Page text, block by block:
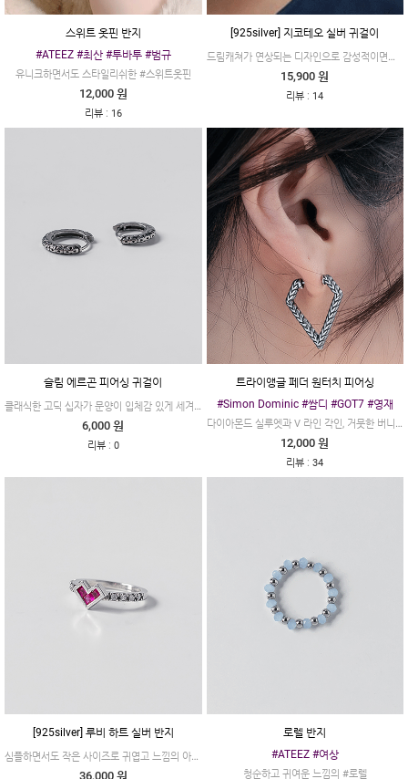
스위트 옷핀 반지
#ATEEZ #최산 #투바투 #범규
유니크하면서도 스타일리쉬한 #스위트옷핀
12,000 원
리뷰: 16
[925silver] 지코테오 실버 귀걸이
드림캐쳐가 연상되는 디자인으로 감성적이면서 세련된 분위기가 느껴지며, 한듯 안한듯 가벼운 무게감으로 간편하게 착용할 수 있는 제품이에요.
15,900 원
리뷰 : 14
슬림 에르곤 피어싱 귀걸이
클래식한 고딕 십자가 문양이 입체감 있게 세겨진 앤틱 고딕 크로스 원터치 링 귀걸이입니다.
6,000 원
리뷰: 0
트라이앵글 페더 원터치 피어싱
#Simon Dominic #쌈디 #GOT7 #영재
다이아몬드 실루엣과 V 라인 각인, 거뭇한 버니쉬 처리가 유니크하고 감각적인 제품이에요.
12,000 원
리뷰 :34
[925silver] 루비 하트 실버 반지
심플하면서도 작은 사이즈로 귀엽고 느낌의 아이템이에요.
36,000 원
로렐 반지
#ATEEZ #여상
청순하고 귀여운 느낌의 #로렐